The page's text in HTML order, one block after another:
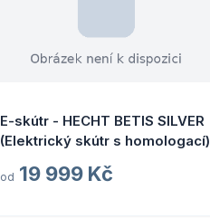
E-skútr - HECHT BETIS SILVER
(Elektrický skútr s homologací)
od 19 999 Kč